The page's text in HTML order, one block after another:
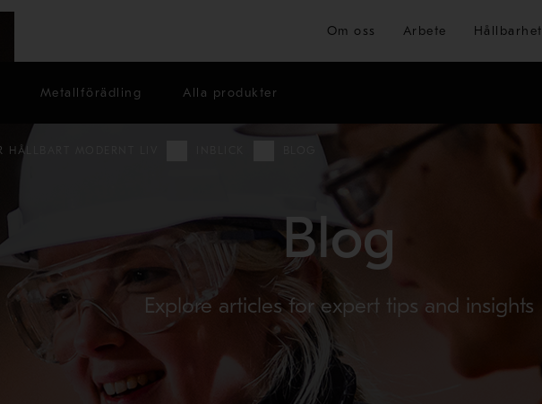
Hoppa till huvudinnehåll
Om oss Arbete Hållbarhet
Metallförädling Alla produkter
HÅLLBART MODERNT LIV
Blog
Explore articles for expert tips and insights